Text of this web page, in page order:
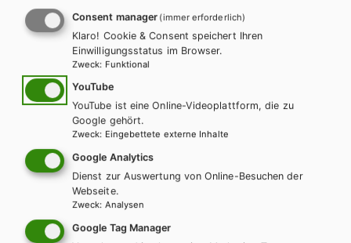
g
o
p
o
m
Ändern Sie die Suchkriterien oder setzten Sie die Suche
zurück.
Zurücksetzen
Wir sind gerne für Sie da!
Consent manager (immer erforderlich)
Klaro! Cookie & Consent speichert Ihren
Einwilligungsstatus im Browser.
Zweck: Funktional
YouTube
YouTube ist eine Online-Videoplattform, die zu
Google gehört.
Zweck: Eingebettete externe Inhalte
Google Analytics
Dienst zur Auswertung von Online-Besuchen der
Webseite.
Zweck: Analysen
Google Tag Manager